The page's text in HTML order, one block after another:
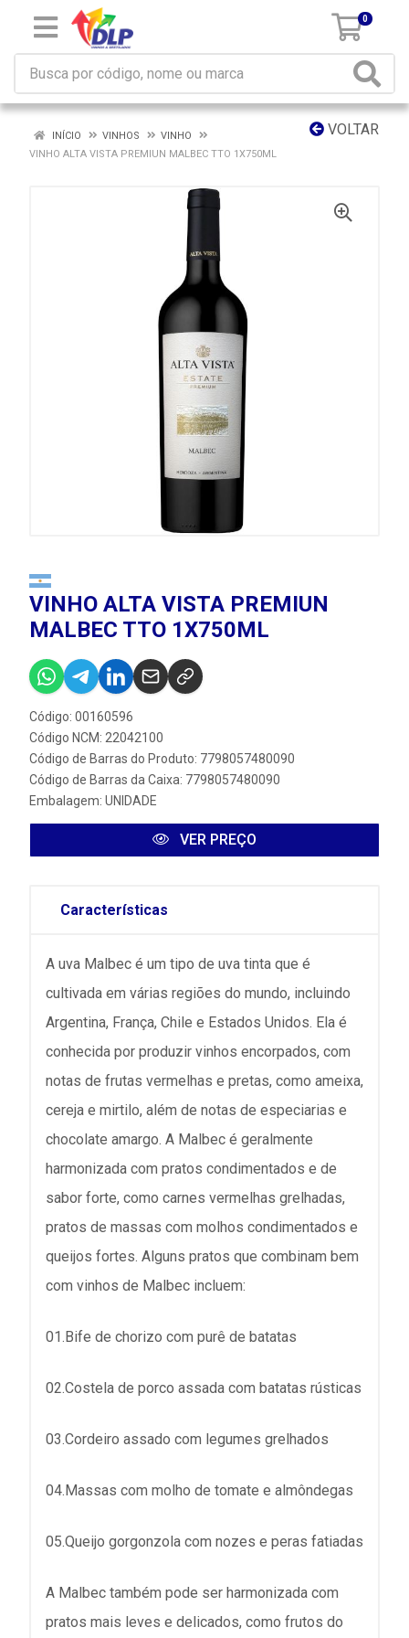
0
VOLTAR
INÍCIO VINHOS
VINHO
VINHO ALTA VISTA PREMIUN MALBEC TTO 1X750ML
VINHO ALTA VISTA PREMIUN
MALBEC TTO 1X750ML
Código: 00160596
Código NCM: 22042100
Código de Barras do Produto: 7798057480090
Código de Barras da Caixa: 7798057480090
Embalagem: UNIDADE
VER PREÇO
Características
A uva Malbec é um tipo de uva tinta que é
cultivada em várias regiões do mundo, incluindo
Argentina, França, Chile e Estados Unidos. Ela é
conhecida por produzir vinhos encorpados, com
notas de frutas vermelhas e pretas, como ameixa,
cereja e mirtilo, além de notas de especiarias e
chocolate amargo. A Malbec é geralmente
harmonizada com pratos condimentados e de
sabor forte, como carnes vermelhas grelhadas,
pratos de massas com molhos condimentados e
queijos fortes. Alguns pratos que combinam bem
com vinhos de Malbec incluem:
01.Bife de chorizo com purê de batatas
02.Costela de porco assada com batatas rústicas
03.Cordeiro assado com legumes grelhados
04.Massas com molho de tomate e almôndegas
05.Queijo gorgonzola com nozes e peras fatiadas
A Malbec também pode ser harmonizada com
pratos mais leves e delicados, como frutos do